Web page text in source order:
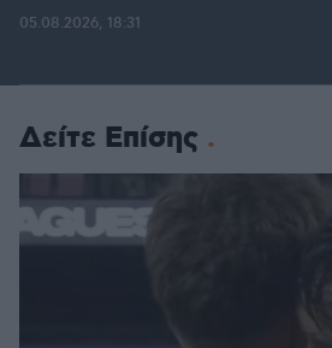
05.08.2026, 18:31
Δείτε Επίσης